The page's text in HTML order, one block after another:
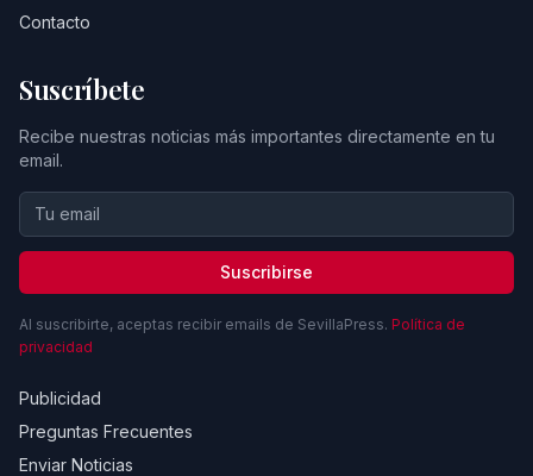
Contacto
Suscríbete
Recibe nuestras noticias más importantes directamente en tu
email.
Suscribirse
Al suscribirte, aceptas recibir emails de SevillaPress. Política de
privacidad
Publicidad
Preguntas Frecuentes
Enviar Noticias